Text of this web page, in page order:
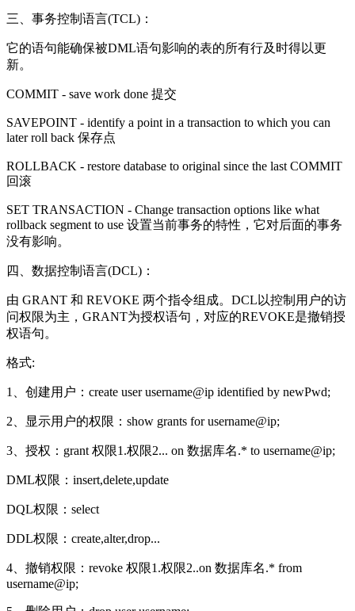
三、事务控制语言(TCL)：
它的语句能确保被DML语句影响的表的所有行及时得以更
新。
COMMIT - save work done 提交
SAVEPOINT - identify a point in a transaction to which you can
later roll back 保存点
ROLLBACK - restore database to original since the last COMMIT
回滚
SET TRANSACTION - Change transaction options like what
rollback segment to use 设置当前事务的特性，它对后面的事务
没有影响。
四、数据控制语言(DCL)：
由 GRANT 和 REVOKE 两个指令组成。DCL以控制用户的访
问权限为主，GRANT为授权语句，对应的REVOKE是撤销授
权语句。
格式:
1、创建用户：create user username@ip identified by newPwd;
2、显示用户的权限：show grants for username@ip;
3、授权：grant 权限1.权限2... on 数据库名.* to username@ip;
DML权限：insert,delete,update
DQL权限：select
DDL权限：create,alter,drop...
4、撤销权限：revoke 权限1.权限2..on 数据库名.* from
username@ip;